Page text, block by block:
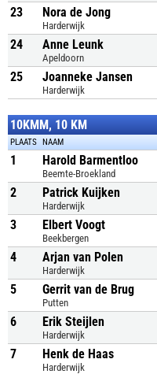
23 Nora de Jong
Harderwijk
24 Anne Leunk
Apeldoorn
25 Joanneke Jansen
Harderwijk
10KMM, 10 KM
PLAATS NAAM
1 Harold Barmentloo
Beemte-Broekland
2 Patrick Kuijken
Harderwijk
3 Elbert Voogt
Beekbergen
4 Arjan van Polen
Harderwijk
5 Gerrit van de Brug
Putten
6 Erik Steijlen
Harderwijk
7 Henk de Haas
Harderwijk